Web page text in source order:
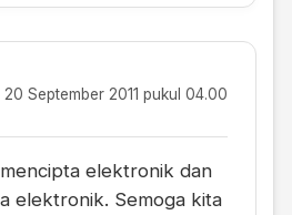
20 September 2011 pukul 04.00
elektronik dan
elektronik. Semoga kita